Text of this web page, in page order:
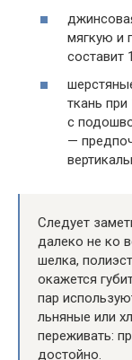
мягкую и
составит
ткань
с
—
Следует
далеко не ко
шелка,
окажется
пар
льняные или
переживать:
достойно.